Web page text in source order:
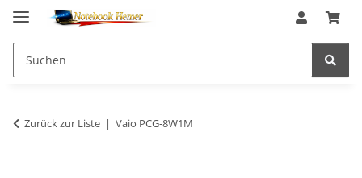
Zurück zur Liste Vaio PCG-8W1M